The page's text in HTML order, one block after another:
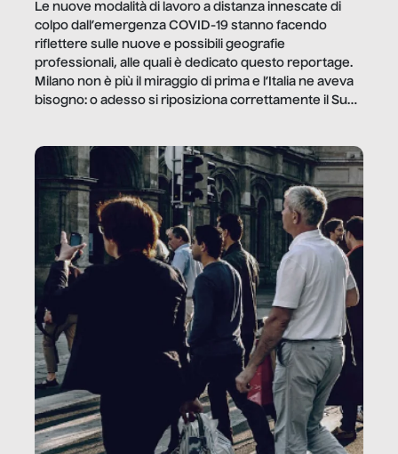
Le nuove modalità di lavoro a distanza innescate di
colpo dall’emergenza COVID-19 stanno facendo
riflettere sulle nuove e possibili geografie
professionali, alle quali è dedicato questo reportage.
Milano non è più il miraggio di prima e l’Italia ne aveva
bisogno: o adesso si riposiziona correttamente il Sud